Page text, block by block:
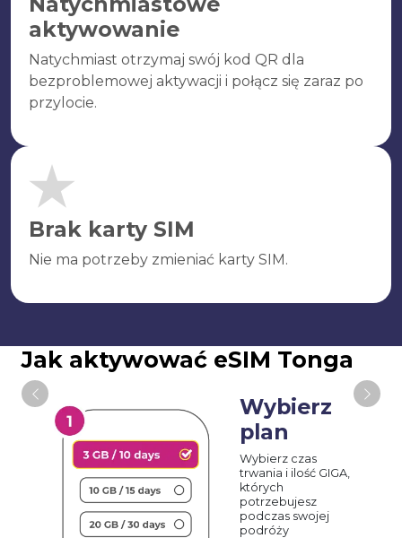
aktywowanie
Natychmiast otrzymaj swój kod QR dla
bezproblemowej aktywacji i połącz się zaraz po
przylocie.
Brak karty SIM
Nie ma potrzeby zmieniać karty SIM.
Jak aktywować eSIM Tonga
Wybierz
plan
Wybierz czas
trwania i ilość GIGA,
których
potrzebujesz
podczas swojej
podróży